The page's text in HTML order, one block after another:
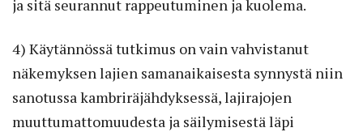
ja sitä seurannut rappeutuminen ja kuolema.
4) Käytännössä tutkimus on vain vahvistanut
näkemyksen lajien samanaikaisesta synnystä niin
sanotussa kambriräjähdyksessä, lajirajojen
muuttumattomuudesta ja säilymisestä läpi